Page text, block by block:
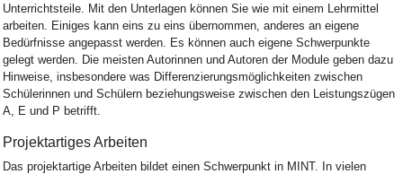
Unterrichtsteile. Mit den Unterlagen können Sie wie mit einem Lehrmittel
arbeiten. Einiges kann eins zu eins übernommen, anderes an eigene
Bedürfnisse angepasst werden. Es können auch eigene Schwerpunkte
gelegt werden. Die meisten Autorinnen und Autoren der Module geben dazu
Hinweise, insbesondere was Differenzierungsmöglichkeiten zwischen
Schülerinnen und Schülern beziehungsweise zwischen den Leistungszügen
A, E und P betrifft.
Projektartiges Arbeiten
Das projektartige Arbeiten bildet einen Schwerpunkt in MINT. In vielen